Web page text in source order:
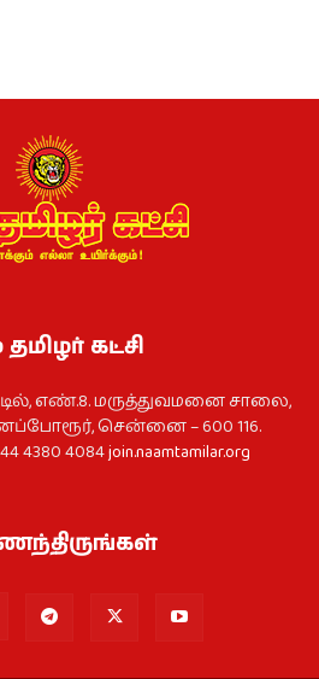
கட்சி
எண்.8. மருத்துவமனை சாலை,
சென்னை – 600 116.
4380 4084join.naamtamilar.org